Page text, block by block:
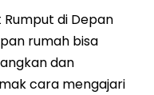
di Depan
rumah bisa
dan
cara mengajari